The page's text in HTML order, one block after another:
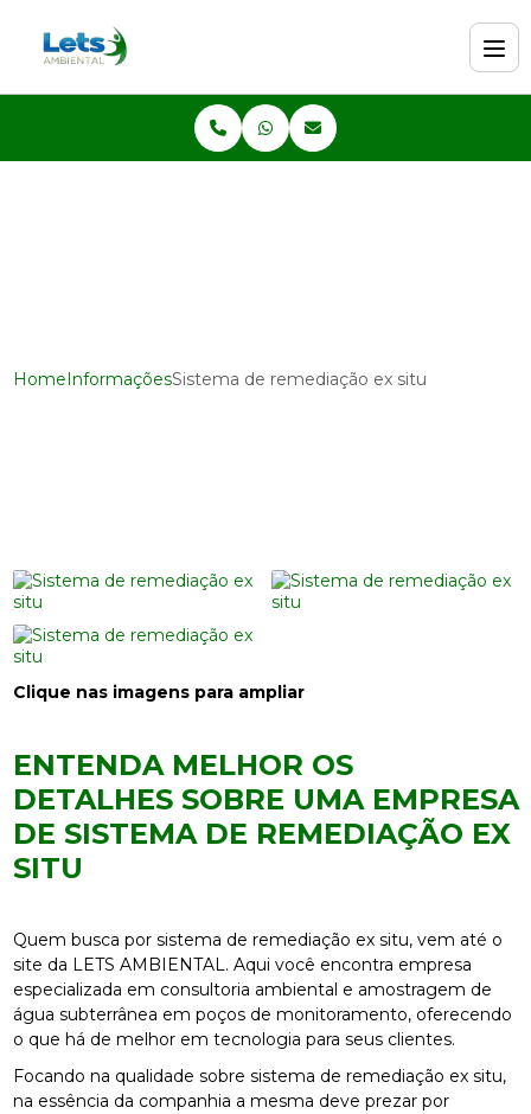
HomeInformaçõesSistema de remediação ex situ
Clique nas imagens para ampliar
ENTENDA MELHOR OS
DETALHES SOBRE UMA EMPRESA
DE SISTEMA DE REMEDIAÇÃO EX
SITU
Quem busca por sistema de remediação ex situ, vem até o
site da LETS AMBIENTAL. Aqui você encontra empresa
especializada em consultoria ambiental e amostragem de
água subterrânea em poços de monitoramento, oferecendo
o que há de melhor em tecnologia para seus clientes.
Focando na qualidade sobre sistema de remediação ex situ,
na essência da companhia a mesma deve prezar por